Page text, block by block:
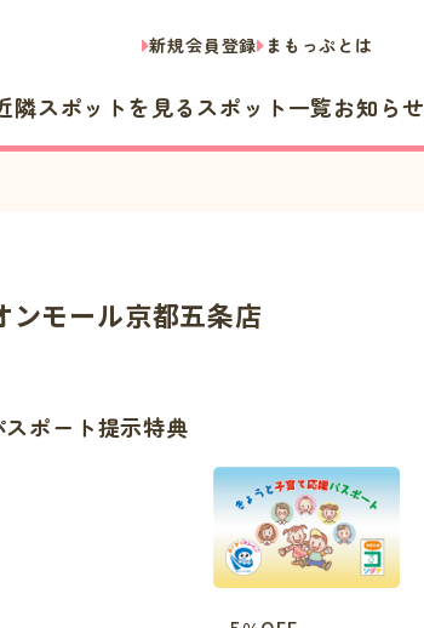
新規会員登録 まもっぷとは
隣スポットを見るスポット一覧お知らせ
ンモール京都五条店
ポート提示特典